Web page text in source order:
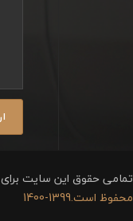
تمامی حقوق این سایت برای
محفوظ است.1399-1400